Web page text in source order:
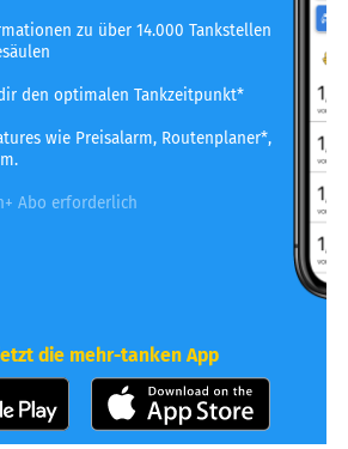
zu über 14.000 Tankstellen
den optimalen Tankzeitpunkt*
wie Preisalarm, Routenplaner*,
Abo erforderlich
die mehr-tanken App